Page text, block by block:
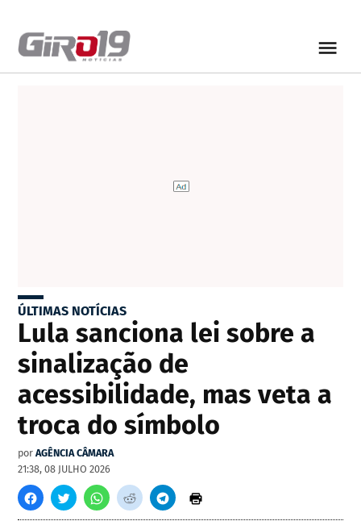
ÚLTIMAS NOTÍCIAS
Lula sanciona lei sobre a
sinalização de
acessibilidade, mas veta a
troca do símbolo
por AGÊNCIA CÂMARA
21:38, 08 JULHO 2026